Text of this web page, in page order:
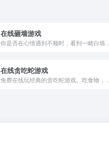
在线砸墙游戏
在线贪吃蛇游戏